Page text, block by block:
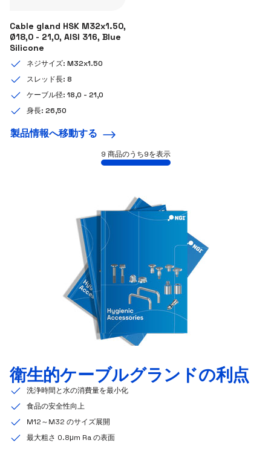
Cable gland HSK M32x1.50,
Ø18,0 - 21,0, AISI 316, Blue
Silicone
ネジサイズ: M32x1.50
スレッド長: 8
ケーブル径: 18,0 - 21,0
身長: 26,50
製品情報へ移動する
9 商品のうち9を表示
衛生的ケーブルグランドの利点
洗浄時間と水の消費量を最小化
食品の安全性向上
M12～M32 のサイズ展開
最大粗さ 0.8μm Ra の表面